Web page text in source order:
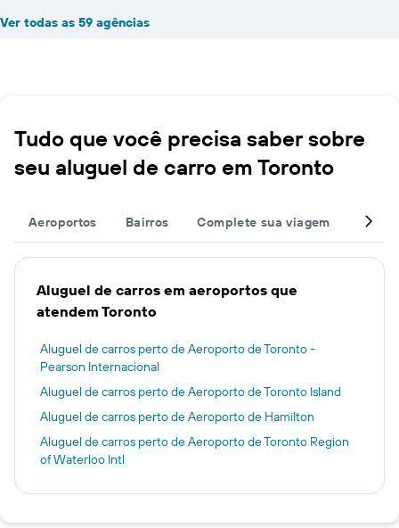
Ver todas as 59 agências
Tudo que você precisa saber sobre
seu aluguel de carro em Toronto
Aeroportos Bairros Complete sua viagem
Aluguel de carros em aeroportos que
atendem Toronto
Aluguel de carros perto de Aeroporto de Toronto -
Pearson Internacional
Aluguel de carros perto de Aeroporto de Toronto Island
Aluguel de carros perto de Aeroporto de Hamilton
Aluguel de carros perto de Aeroporto de Toronto Region
of Waterloo Intl